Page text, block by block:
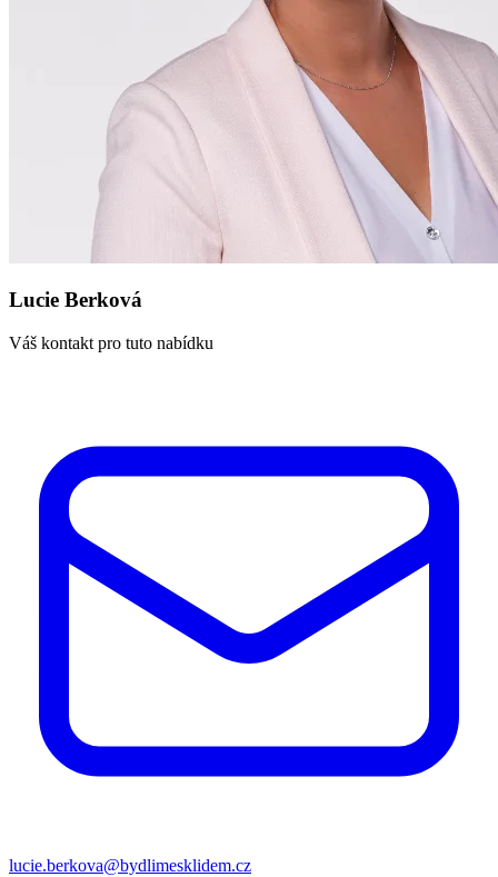
Lucie Berková
Váš kontakt pro tuto nabídku
lucie.berkova@bydlimesklidem.cz